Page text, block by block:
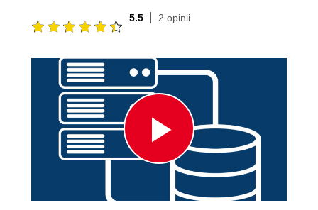
5.5 2 opinii
Play